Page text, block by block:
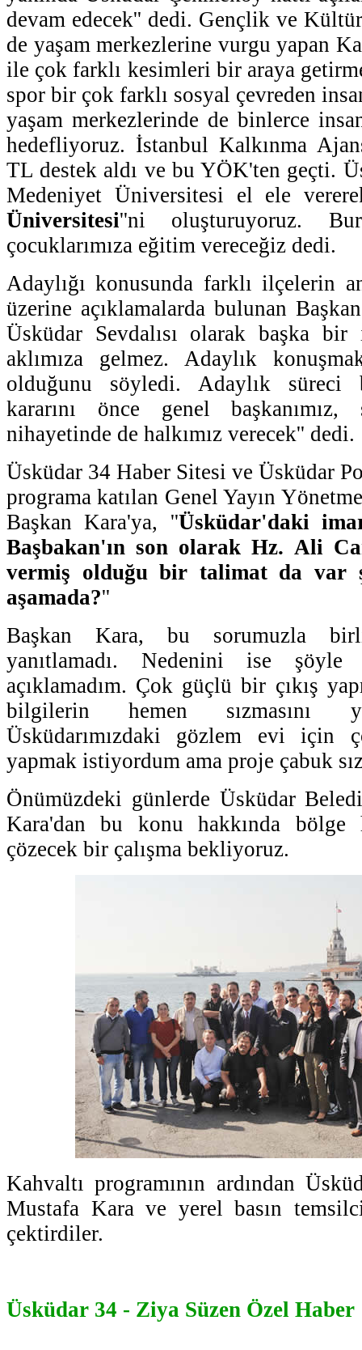
devam edecek'' dedi. Gençlik ve
de yaşam merkezlerine vurgu yapan
ile çok farklı kesimleri bir araya
spor bir çok farklı sosyal çevreden
yaşam merkezlerinde de binlerce
hedefliyoruz. İstanbul Kalkınma
TL destek aldı ve bu YÖK'ten geçti.
Medeniyet Üniversitesi el ele
Üniversitesi''ni oluşturuyoruz.
çocuklarımıza eğitim vereceğiz dedi.
Adaylığı konusunda farklı ilçelerin
üzerine açıklamalarda bulunan
Üsküdar Sevdalısı olarak başka
aklımıza gelmez. Adaylık
olduğunu söyledi. Adaylık süreci
kararını önce genel
nihayetinde de halkımız verecek'' dedi.
Üsküdar 34 Haber Sitesi ve Üsküdar
programa katılan Genel Yayın
Başkan Kara'ya, ''Üsküdar'daki
Başbakan'ın son olarak Hz. Ali
vermiş olduğu bir talimat da var
aşamada?''
Başkan Kara, bu sorumuzla
yanıtlamadı. Nedenini ise şöyle
açıklamadım. Çok güçlü bir çıkış
bilgilerin hemen sızmasını
Üsküdarımızdaki gözlem evi için
yapmak istiyordum ama proje çabuk
Önümüzdeki günlerde Üsküdar
Kara'dan bu konu hakkında bölge
çözecek bir çalışma bekliyoruz.
Kahvaltı programının ardından
Mustafa Kara ve yerel basın
çektirdiler.
Üsküdar 34 - Ziya Süzen Özel Haber